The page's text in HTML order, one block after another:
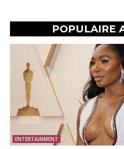
POPULAIRE
ENTERTAINMENT